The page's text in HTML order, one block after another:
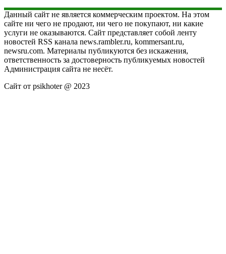
Данный сайт не является коммерческим проектом. На этом
сайте ни чего не продают, ни чего не покупают, ни какие
услуги не оказываются. Сайт представляет собой ленту
новостей RSS канала news.rambler.ru, kommersant.ru,
newsru.com. Материалы публикуются без искажения,
ответственность за достоверность публикуемых новостей
Администрация сайта не несёт.
Сайт от psikhoter @ 2023